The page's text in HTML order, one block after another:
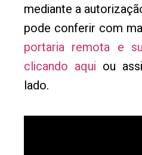
mediante a
pode conferir com
portaria remota e
clicando aqui ou
lado.